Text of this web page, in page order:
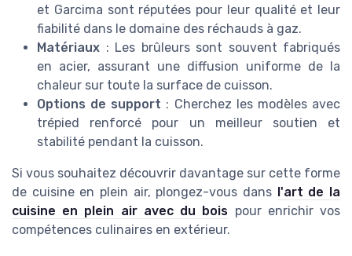
et Garcima sont réputées pour leur qualité et leur
fiabilité dans le domaine des réchauds à gaz.
Matériaux : Les brûleurs sont souvent fabriqués
en acier, assurant une diffusion uniforme de la
chaleur sur toute la surface de cuisson.
Options de support : Cherchez les modèles avec
trépied renforcé pour un meilleur soutien et
stabilité pendant la cuisson.
Si vous souhaitez découvrir davantage sur cette forme
de cuisine en plein air, plongez-vous dans l'art de la
cuisine en plein air avec du bois pour enrichir vos
compétences culinaires en extérieur.